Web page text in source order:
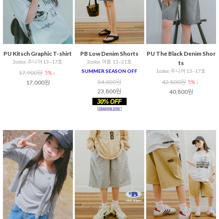
PU Kitsch Graphic T-shirt
2color, 주니어 13~17호
17,900원 5% ↓
17,000원
PB Low Denim Shorts
2color, 아동 13~21호
SUMMER SEASON OFF
34,000원
23,800원
PU The Black Denim Shor
ts
1color, 주니어 13~17호
42,800원 5% ↓
40,800원